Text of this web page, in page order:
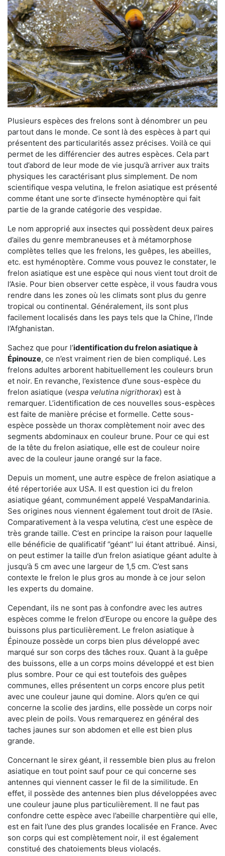
Plusieurs espèces des frelons sont à dénombrer un peu
partout dans le monde. Ce sont là des espèces à part qui
présentent des particularités assez précises. Voilà ce qui
permet de les différencier des autres espèces. Cela part
tout d’abord de leur mode de vie jusqu’à arriver aux traits
physiques les caractérisant plus simplement. De nom
scientifique vespa velutina, le frelon asiatique est présenté
comme étant une sorte d’insecte hyménoptère qui fait
partie de la grande catégorie des vespidae.
Le nom approprié aux insectes qui possèdent deux paires
d’ailes du genre membraneuses et à métamorphose
complètes telles que les frelons, les guêpes, les abeilles,
etc. est hyménoptère. Comme vous pouvez le constater, le
frelon asiatique est une espèce qui nous vient tout droit de
l’Asie. Pour bien observer cette espèce, il vous faudra vous
rendre dans les zones où les climats sont plus du genre
tropical ou continental. Généralement, ils sont plus
facilement localisés dans les pays tels que la Chine, l’Inde
l’Afghanistan.
Sachez que pour l’identification du frelon asiatiqueà
Épinouze, ce n’est vraiment rien de bien compliqué. Les
frelons adultes arborent habituellement les couleurs brun
et noir. En revanche, l’existence d’une sous-espèce du
frelon asiatique (vespa velutina nigrithorax) est à
remarquer. L’identification de ces nouvelles sous-espèces
est faite de manière précise et formelle. Cette sous-
espèce possède un thorax complètement noir avec des
segments abdominaux en couleur brune. Pour ce qui est
de la tête du frelon asiatique, elle est de couleur noire
avec de la couleur jaune orangé sur la face.
Depuis un moment, une autre espèce de frelon asiatique a
été répertoriée aux USA. Il est question ici du frelon
asiatique géant, communément appelé VespaMandarinia.
Ses origines nous viennent également tout droit de l’Asie.
Comparativement à la vespa velutina, c’est une espèce de
très grande taille. C’est en principe la raison pour laquelle
elle bénéficie de qualificatif ‘’géant’’ lui étant attribué. Ainsi,
on peut estimer la taille d’un frelon asiatique géant adulte à
jusqu’à 5 cm avec une largeur de 1,5 cm. C’est sans
contexte le frelon le plus gros au monde à ce jour selon
les experts du domaine.
Cependant, ils ne sont pas à confondre avec les autres
espèces comme le frelon d’Europe ou encore la guêpe des
buissons plus particulièrement. Le frelon asiatique à
Épinouze possède un corps bien plus développé avec
marqué sur son corps des tâches roux. Quant à la guêpe
des buissons, elle a un corps moins développé et est bien
plus sombre. Pour ce qui est toutefois des guêpes
communes, elles présentent un corps encore plus petit
avec une couleur jaune qui domine. Alors qu’en ce qui
concerne la scolie des jardins, elle possède un corps noir
avec plein de poils. Vous remarquerez en général des
taches jaunes sur son abdomen et elle est bien plus
grande.
Concernant le sirex géant, il ressemble bien plus au frelon
asiatique en tout point sauf pour ce qui concerne ses
antennes qui viennent casser le fil de la similitude. En
effet, il possède des antennes bien plus développées avec
une couleur jaune plus particulièrement. Il ne faut pas
confondre cette espèce avec l’abeille charpentière qui elle,
est en fait l’une des plus grandes localisée en France. Avec
son corps qui est complètement noir, il est également
constitué des chatoiements bleus violacés.